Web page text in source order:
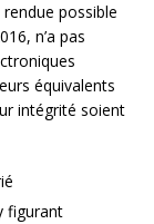
possible
n’a pas
équivalents
intégrité soient
figurant